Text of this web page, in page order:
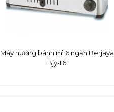
Máy nướng bánh mì 6 ngăn Berjaya
Bjy-t6